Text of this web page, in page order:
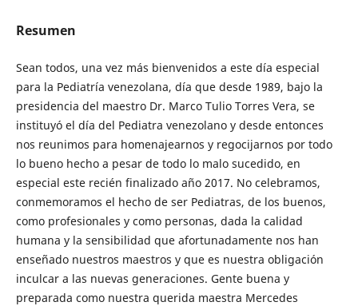
Resumen
Sean todos, una vez más bienvenidos a este día especial
para la Pediatría venezolana, día que desde 1989, bajo la
presidencia del maestro Dr. Marco Tulio Torres Vera, se
instituyó el día del Pediatra venezolano y desde entonces
nos reunimos para homenajearnos y regocijarnos por todo
lo bueno hecho a pesar de todo lo malo sucedido, en
especial este recién finalizado año 2017. No celebramos,
conmemoramos el hecho de ser Pediatras, de los buenos,
como profesionales y como personas, dada la calidad
humana y la sensibilidad que afortunadamente nos han
enseñado nuestros maestros y que es nuestra obligación
inculcar a las nuevas generaciones. Gente buena y
preparada como nuestra querida maestra Mercedes